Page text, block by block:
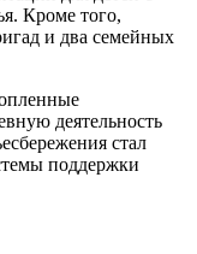
Кроме того,
и два семейных
деятельность
стал
поддержки